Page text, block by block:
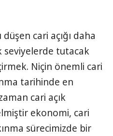
düşen cari açığı daha
seviyelerde tutacak
Niçin önemli cari
tarihinde en
cari açık
ekonomi, cari
sürecimizde bir